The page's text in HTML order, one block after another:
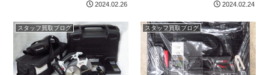
2024.02.26 2024.02.24
スタッフ買取ブログ スタッフ買取ブログ